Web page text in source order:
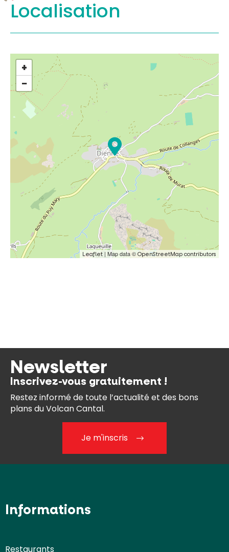
Localisation
+
−
Leaflet | Map data © OpenStreetMap contributors
Newsletter
Inscrivez-vous gratuitement !
Restez informé de toute l’actualité et des bons
plans du Volcan Cantal.
Je m'inscris
Informations
Restaurants